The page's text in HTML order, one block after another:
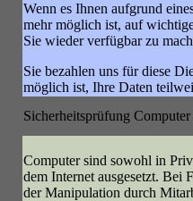
Wenn es Ihnen aufgrund
mehr möglich ist, auf
Sie wieder verfügbar zu
Sie bezahlen uns für diese
möglich ist, Ihre Daten
Sicherheitsprüfung
Computer sind sowohl in
dem Internet ausgesetzt. Bei
der Manipulation durch